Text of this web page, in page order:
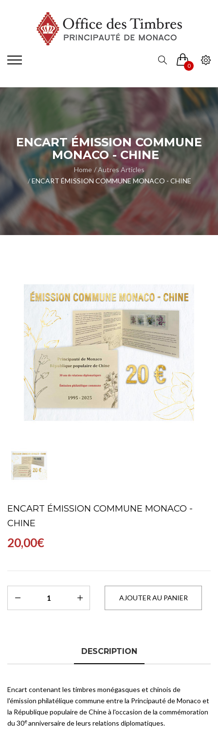
0
ENCART ÉMISSION COMMUNE
MONACO - CHINE
Home
Autres Articles
ENCART ÉMISSION COMMUNE MONACO - CHINE
ENCART ÉMISSION COMMUNE MONACO -
CHINE
20,00€
DESCRIPTION
Encart contenant les timbres monégasques et chinois de
l'émission philatélique commune entre la Principauté de Monaco et
la République populaire de Chine à l'occasion de la commémoration
du 30eanniversaire de leurs relations diplomatiques.